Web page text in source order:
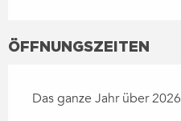
ÖFFNUNGSZEITEN
Das ganze Jahr über 2026